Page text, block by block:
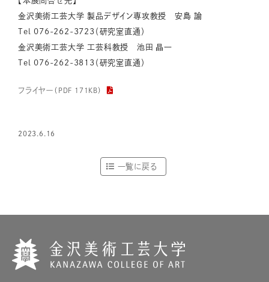
金沢美術工芸大学 製品デザイン専攻教授 安島 諭
Tel 076-262-3723（研究室直通）
金沢美術工芸大学 工芸科教授 池田 晶一
Tel 076-262-3813（研究室直通）
フライヤー （PDF 171KB）
2023.6.16
一覧に戻る